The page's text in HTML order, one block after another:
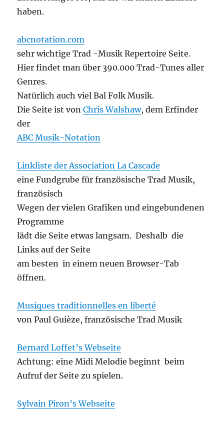
haben.
abcnotation.com
sehr wichtige Trad -Musik Repertoire Seite.
Hier findet man über 390.000 Trad-Tunes aller
Genres.
Natürlich auch viel Bal Folk Musik.
Die Seite ist vonChris Walshaw, dem Erfinder
der
ABC Musik-Notation
Linkliste der Association La Cascade
eine Fundgrube für französische Trad Musik,
französisch
Wegen der vielen Grafiken und eingebundenen
Programme
lädt die Seite etwas langsam. Deshalb die
Links auf der Seite
am besten in einem neuen Browser-Tab
öffnen.
Musiques traditionnelles en liberté
von Paul Guièze, französische Trad Musik
Bernard Loffet’s Webseite
Achtung: eine Midi Melodie beginnt beim
Aufruf der Seite zu spielen.
Sylvain Piron’s Webseite